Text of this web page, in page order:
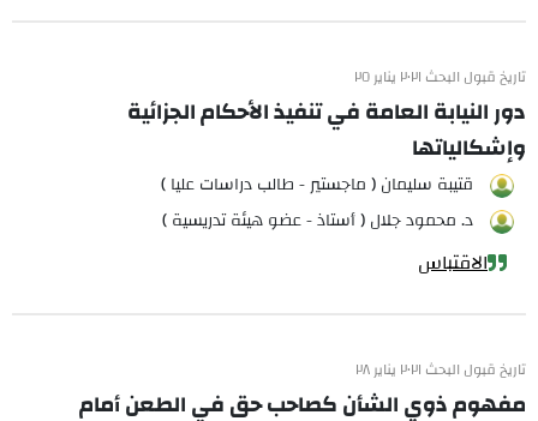
تاريخ قبول البحث ٢٠٢١ يناير ٢٥
دور النيابة العامة في تنفيذ الأحكام الجزائية
وإشكالياتها
قتيبة سليمان ( ماجستير - طالب دراسات عليا )
د. محمود جلال ( أستاذ - عضو هيئة تدريسية )
الاقتباس
تاريخ قبول البحث ٢٠٢١ يناير ٢٨
مفهوم ذوي الشأن كصاحب حق في الطعن أمام